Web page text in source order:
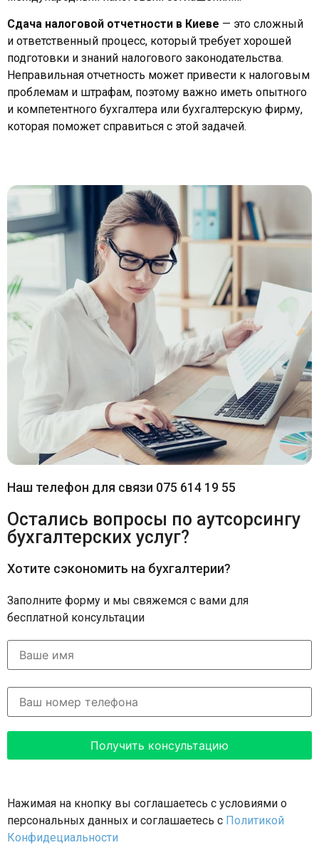
Сдача налоговой отчетности в Киеве — это сложный
и ответственный процесс, который требует хорошей
подготовки и знаний налогового законодательства.
Неправильная отчетность может привести к налоговым
проблемам и штрафам, поэтому важно иметь опытного
и компетентного бухгалтера или бухгалтерскую фирму,
которая поможет справиться с этой задачей.
Наш телефон для связи 075 614 19 55
Остались вопросы по аутсорсингу
бухгалтерских услуг?
Хотите сэкономить на бухгалтерии?
Заполните форму и мы свяжемся с вами для
бесплатной консультации
Нажимая на кнопку вы соглашаетесь с условиями о
персональных данных и соглашаетесь с Политикой
Конфидециальности